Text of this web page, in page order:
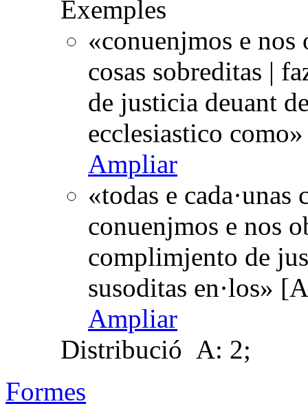
Exemples
«conuenjmos e nos
cosas sobreditas |
de justicia deuant
ecclesiastico
Ampliar
«todas e cada·unas
conuenjmos e nos
complimjento de
susoditas en·los»
Ampliar
Distribució A: 2;
Formes